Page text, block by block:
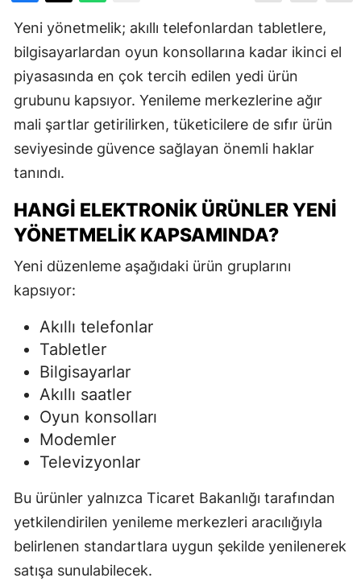
Yeni yönetmelik; akıllı telefonlardan tabletlere,
bilgisayarlardan oyun konsollarına kadar ikinci el
piyasasında en çok tercih edilen yedi ürün
grubunu kapsıyor. Yenileme merkezlerine ağır
mali şartlar getirilirken, tüketicilere de sıfır ürün
seviyesinde güvence sağlayan önemli haklar
tanındı.
HANGI ELEKTRONIK ÜRÜNLER YENI
YÖNETMELIK KAPSAMINDA?
Yeni düzenleme aşağıdaki ürün gruplarını
kapsıyor:
Akıllı telefonlar
Tabletler
Bilgisayarlar
Akıllı saatler
Oyun konsolları
Modemler
Televizyonlar
Bu ürünler yalnızca Ticaret Bakanlığı tarafından
yetkilendirilen yenileme merkezleri aracılığıyla
belirlenen standartlara uygun şekilde yenilenerek
satışa sunulabilecek.